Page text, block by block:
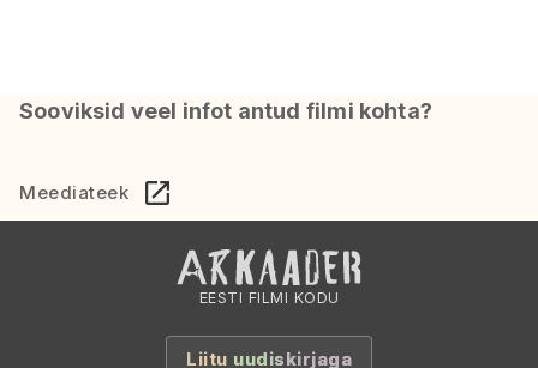
Sooviksid veel infot antud filmi kohta?
Meediateek
EESTI FILMI KODU
Liitu uudiskirjaga